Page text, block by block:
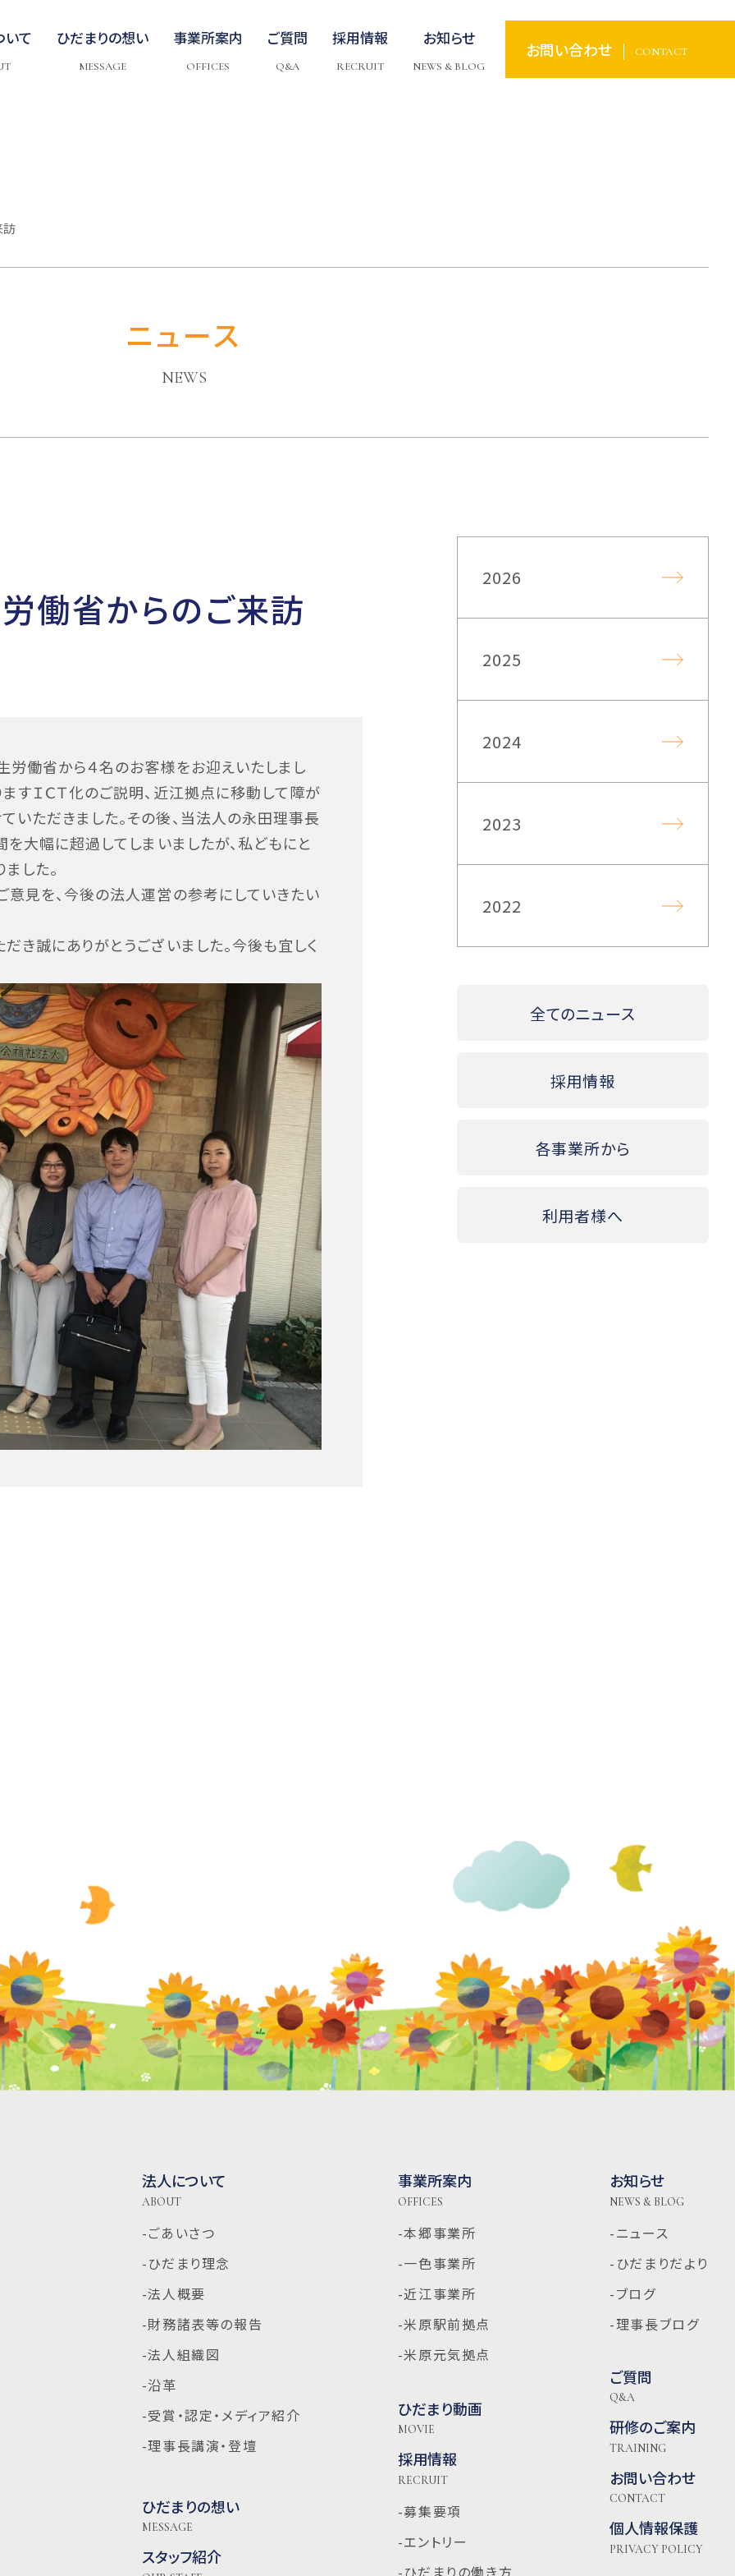
いて ひだまりの想い
MESSAGE
事業所案内
OFFICES
ご質問
Q&A
採用情報
RECRUIT
お知らせ
NEWS & BLOG
お問い合わせ CONTACT
訪
ニュース
NEWS
働省からのご来訪
働省から４名のお客様をお迎えいたしまし
すＩＣＴ化のご説明、近江拠点に移動して障が
ただきました。その後、当法人の永田理事長
を大幅に超過してしまいましたが、私どもにと
した。
見を、今後の法人運営の参考にしていきたい
き誠にありがとうございました。今後も宜しく
2026
2025
2024
2023
2022
全てのニュース
採用情報
各事業所から
利用者様へ
法人について
ABOUT
-ごあいさつ
-ひだまり理念
-法人概要
-財務諸表等の報告
-法人組織図
-沿革
-受賞・認定・メディア紹介
-理事長講演・登壇
ひだまりの想い
MESSAGE
スタッフ紹介
事業所案内
OFFICES
-本郷事業所
-一色事業所
-近江事業所
-米原駅前拠点
-米原元気拠点
ひだまり動画
MOVIE
採用情報
RECRUIT
-募集要項
-エントリー
-ひだまりの働き方
お知らせ
NEWS & BLOG
-ニュース
-ひだまりだより
-ブログ
-理事長ブログ
ご質問
Q&A
研修のご案内
TRAINING
お問い合わせ
CONTACT
個人情報保護
PRIVACY POLICY